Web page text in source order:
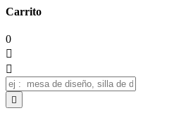
Carrito
0


